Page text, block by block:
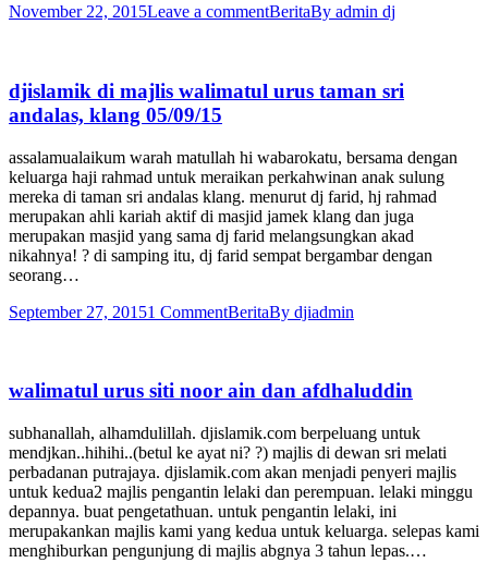
November 22, 2015Leave a commentBeritaBy admin dj
djislamik di majlis walimatul urus taman sri
andalas, klang 05/09/15
assalamualaikum warah matullah hi wabarokatu, bersama dengan
keluarga haji rahmad untuk meraikan perkahwinan anak sulung
mereka di taman sri andalas klang. menurut dj farid, hj rahmad
merupakan ahli kariah aktif di masjid jamek klang dan juga
merupakan masjid yang sama dj farid melangsungkan akad
nikahnya! ? di samping itu, dj farid sempat bergambar dengan
seorang…
September 27, 20151 CommentBeritaBy djiadmin
walimatul urus siti noor ain dan afdhaluddin
subhanallah, alhamdulillah. djislamik.com berpeluang untuk
mendjkan..hihihi..(betul ke ayat ni? ?) majlis di dewan sri melati
perbadanan putrajaya. djislamik.com akan menjadi penyeri majlis
untuk kedua2 majlis pengantin lelaki dan perempuan. lelaki minggu
depannya. buat pengetathuan. untuk pengantin lelaki, ini
merupakankan majlis kami yang kedua untuk keluarga. selepas kami
menghiburkan pengunjung di majlis abgnya 3 tahun lepas.…